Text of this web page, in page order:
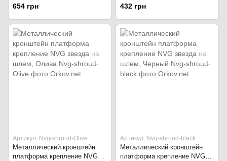
Пикатини + крепление Wing-
Loc, Олива
654 грн
NVG Mount звезда на шлем -
432 грн
Артикул: Nvg-shroud-Olive
Металлический кронштейн
платформа крепление NVG
Артикул: Nvg-shroud-black
Металлический кронштейн
платформа крепление NVG